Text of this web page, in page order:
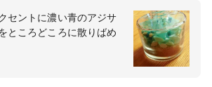
セントに濃い青のアジサ
ところどころに散りばめ